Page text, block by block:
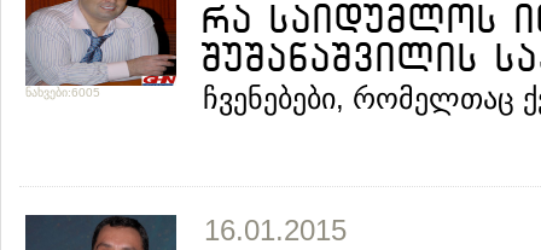
ნახვები:6005
რა საიდუმლოს
შუშანაშვილის
ჩვენებები, რომელთაც
16.01.2015